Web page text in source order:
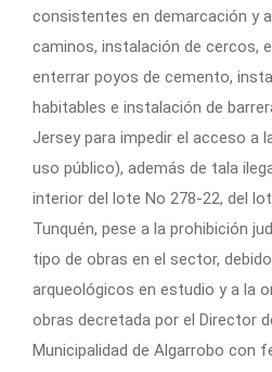
consistentes en demarcación y
caminos, instalación de cercos,
enterrar poyos de cemento,
habitables e instalación de
Jersey para impedir el acceso a
uso público), además de tala
interior del lote No 278-22, del
Tunquén, pese a la prohibición
tipo de obras en el sector,
arqueológicos en estudio y a la
obras decretada por el Director
Municipalidad de Algarrobo con